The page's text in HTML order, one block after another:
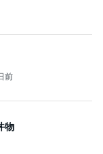
前
物